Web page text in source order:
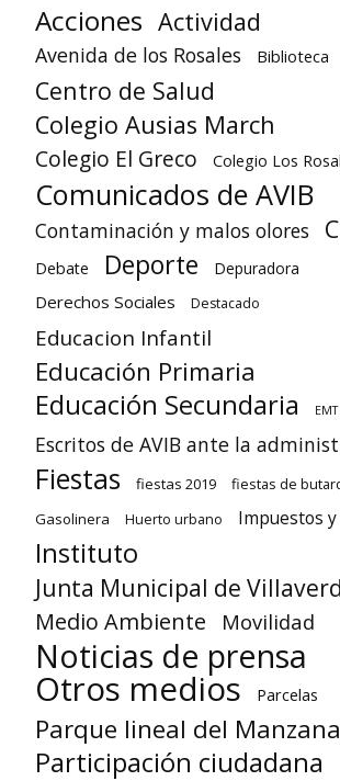
Acciones Actividad
Avenida de los Rosales Biblioteca
Centro de Salud
Colegio Ausias March
Colegio El Greco Colegio Los
Comunicados de AVIB
Contaminación y malos olores
Debate Deporte Depuradora
Derechos Sociales Destacado
Educacion Infantil
Educación Primaria
Educación Secundaria EMT
Escritos de AVIB ante la
Fiestas fiestas 2019
fiestas de
Gasolinera
Huerto urbano Impuestos y
Instituto
Junta Municipal de
Medio Ambiente Movilidad
Noticias de prensa
Otros medios Parcelas
Parque lineal del
Participación ciudadana